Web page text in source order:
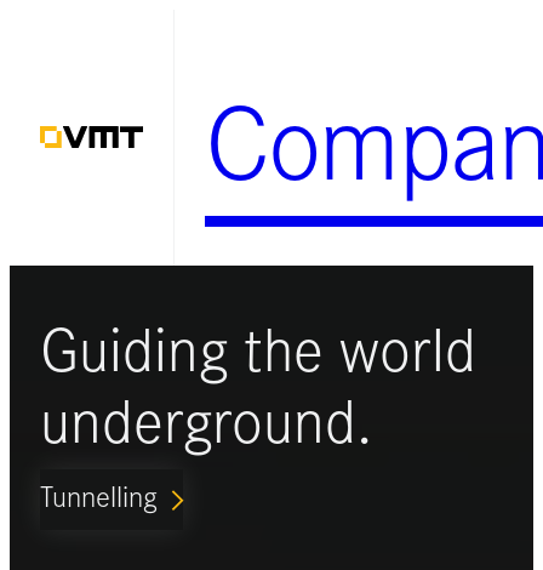
springen
Guiding the world
underground.
Tunnelling ARROW_FORWARD_IOS